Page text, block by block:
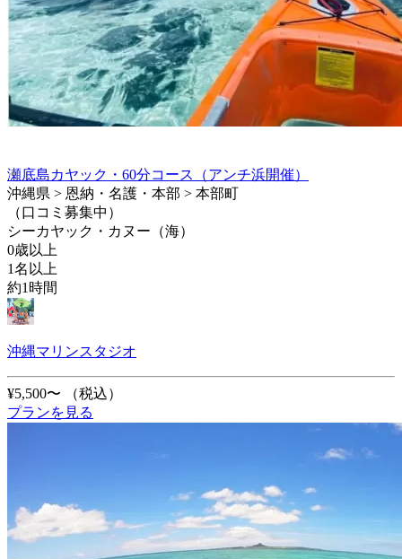
瀬底島カヤック・60分コース（アンチ浜開催）
沖縄県 > 恩納・名護・本部 > 本部町
（口コミ募集中）
シーカヤック・カヌー（海）
0歳以上
1名以上
約1時間
沖縄マリンスタジオ
¥5,500〜
（税込）
プランを見る